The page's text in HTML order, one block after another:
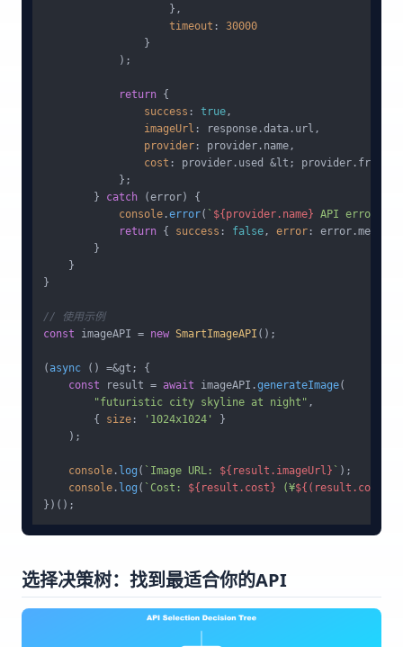
                    },
timeout : 30000
                }
            );
return {
success : true ,
imageUrl : response.data . url ,
provider : provider. name ,
cost : provider. used &lt; provider.
            };
        }
catch (error) {
console .error( ` ${provider.name} API error:`
return { success : false , error : error.message
        }
    }
}
// 使用示例
const imageAPI = new SmartImageAPI ();
(async () =&gt; {
const result = await imageAPI.generateImage(
"futuristic city skyline at night" ,
        {
size : '1024x1024'
}
    );
console . log ( `Image URL: ${result.imageUrl} ` );
console . log ( `Cost: ${result.cost} (¥${(result.cost *
选择决策树：找到最适合你的API